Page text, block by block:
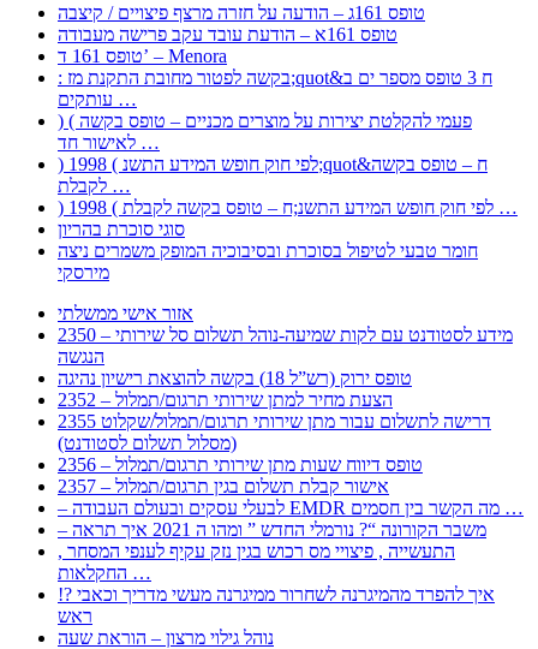
טופס 161ג – הודעה על חזרה מרצף פיצויים / קיצבה
טופס 161א – הודעת עובד עקב פרישה מעבודה
טופס 161 ד’ – Menora
: בקשה לפטור מחובת התקנת מז;quot&ח 3 טופס מספר ים ב
עותקים …
) ( פעמי להקלטת יצירות על מוצרים מכניים – טופס בקשה
לאישור חד …
) 1998 ( לפי חוק חופש המידע התשנ;quot&ח – טופס בקשה
לקבלת …
) 1998 ( לפי חוק חופש המידע התשנ;ח – טופס בקשה לקבלת …
סוגי סוכרת בהריון
חומר טבעי לטיפול בסוכרת ובסיבוכיה המופק משמרים ניצה
מירסקי
אזור אישי ממשלתי
2350 – מידע לסטודנט עם לקות שמיעה-נוהל תשלום סל שירותי
הנגשה
טופס ירוק (רש”ל 18) בקשה להוצאת רישיון נהיגה
2352 – הצעת מחיר למתן שירותי תרגום/תמלול
2355 דרישה לתשלום עבור מתן שירותי תרגום/תמלול/שקלוט
(מסלול תשלום לסטודנט)
2356 – טופס דיווח שעות מתן שירותי תרגום/תמלול
2357 – אישור קבלת תשלום בגין תרגום/תמלול
– לבעלי עסקים ובעולם העבודה EMDR מה הקשר בין חסמים …
– משבר הקורונה “? נורמלי החדש ” ומהו ה 2021 איך תראה
, התעשייה , פיצויי מס רכוש בגין נזק עקיף לענפי המסחר
החקלאות …
!? איך להפרד מהמיגרנה לשחרור ממיגרנה מעשי מדריך וכאבי
ראש
נוהל גילוי מרצון – הוראת שעה